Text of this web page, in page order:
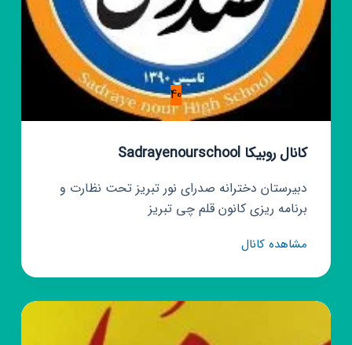
40
کانال روبیکا Sadrayenourschool
دبیرستان دخترانه صدرای نور تبریز تحت نظارت و
برنامه ریزی کانون قلم چی تبریز
مشاهده کانالکانال
Sadrayenourschool